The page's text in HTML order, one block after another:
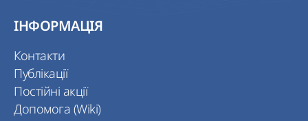
ІНФОРМАЦІЯ
Контакти
Публікації
Постійні акції
Допомога (Wiki)